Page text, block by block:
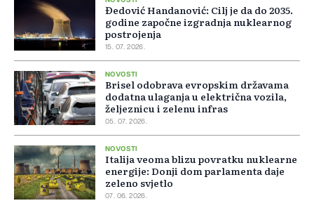
Đedović Handanović: Cilj je da do 2035.
godine započne izgradnja nuklearnog
postrojenja
15. 07. 2026.
NOVOSTI
Brisel odobrava evropskim državama
dodatna ulaganja u električna vozila,
željeznicu i zelenu infras
05. 07. 2026.
NOVOSTI
Italija veoma blizu povratku nuklearne
energije: Donji dom parlamenta daje
zeleno svjetlo
07. 06. 2026.